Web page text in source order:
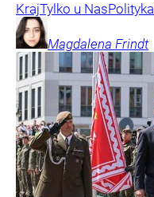
KrajTylko u NasPolityka
Magdalena Frindt